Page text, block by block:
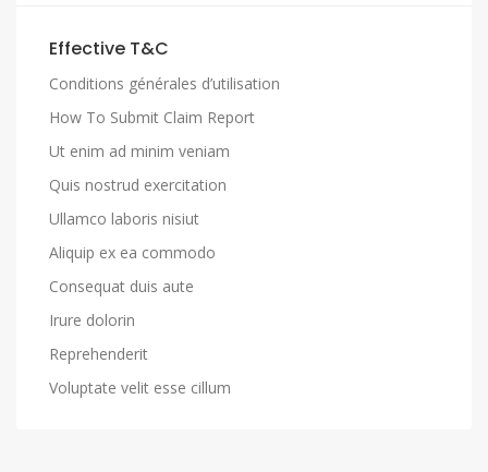
Effective T&C
Conditions générales d’utilisation
How To Submit Claim Report
Ut enim ad minim veniam
Quis nostrud exercitation
Ullamco laboris nisiut
Aliquip ex ea commodo
Consequat duis aute
Irure dolorin
Reprehenderit
Voluptate velit esse cillum